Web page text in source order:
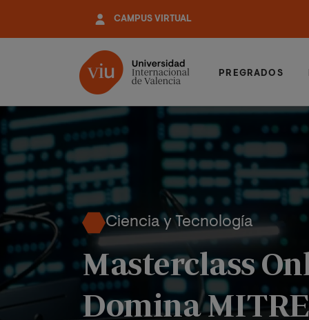
contenido
CAMPUS VIRTUAL
PREGRADOS
Ciencia y Tecnología
Masterclass
Domina